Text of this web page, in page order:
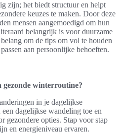
zijn; het biedt structuur en helpt
keuzes te maken. Door deze
mensen aangemoedigd om hun
belangrijk is voor duurzame
om de tips om vol te houden
aan persoonlijke behoeften.
gezonde winterroutine?
in je dagelijkse
dagelijkse wandeling toe en
gezondere opties. Stap voor stap
en energieniveau ervaren.